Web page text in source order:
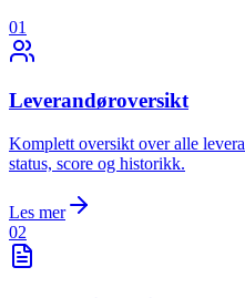
01
Leverandøroversikt
Komplett oversikt over alle
status, score og historikk.
Les mer
02